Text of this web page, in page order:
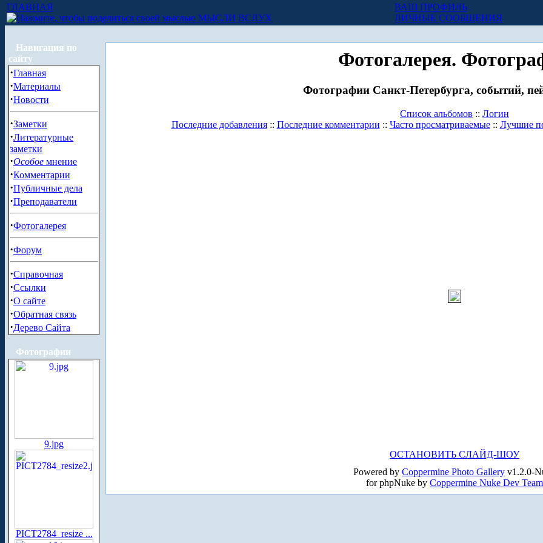
ГЛАВНАЯ
МЫСЛИ ВСЛУХ
ВАШ ПРОФИЛЬ
ЛИЧНЫЕ СООБЩЕНИЯ
Навигация по
сайту
·Главная
·Материалы
·Новости
·Заметки
·Литературные
заметки
·Особое мнение
·Комментарии
·Публичные дела
·Преподаватели
·Фотогалерея
·Форум
·Справочная
·Ссылки
·О сайте
·Обратная связь
·Дерево Сайта
Фотографии
9.jpg
PICT2784_resize ...
Фотогалерея.
Фотографии Санкт-Петербурга, событий,
Список альбомов :: Логин
Последние добавления:: Последние комментарии :: Часто просматриваемые:: Лучшие
ОСТАНОВИТЬ СЛАЙД-ШОУ
Powered by Coppermine Photo Gallery v1.2.0-
for phpNuke by Coppermine Nuke Dev Team